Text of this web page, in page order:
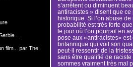
film... par The
s’arrêtent ou diminuent
antiracistes » disent que ce
historique. Si l’on abuse
probabilité est très forte
le jour où l’on pourrait en
pose aux «antiracistes»
britannique qui voit son
peut-il ressentir de la
sans être qualifié de
sommes vraiment très mal